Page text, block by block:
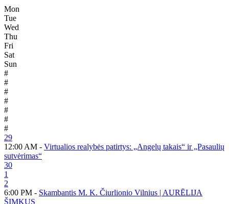
Mon
Tue
Wed
Thu
Fri
Sat
Sun
#
#
#
#
#
#
#
29
12:00 AM - Virtualios realybės patirtys: „Angelų takais“ ir „Pasaulių
sutvėrimas“
30
1
2
6:00 PM - Skambantis M. K. Čiurlionio Vilnius | AURĒLIJA
ŠIMKUS